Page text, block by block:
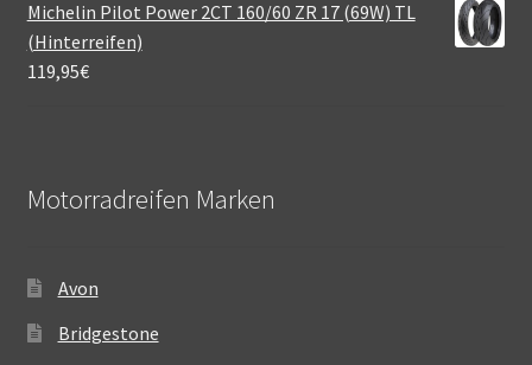
Michelin Pilot Power 2CT 160/60 ZR 17 (69W) TL
(Hinterreifen)
119,95€
Motorradreifen Marken
Avon
Bridgestone